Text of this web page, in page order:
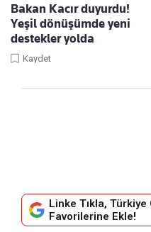
Bakan Kacır duyurdu!
Yeşil dönüşümde yeni
destekler yolda
Kaydet
Linke Tıkla,
Favorilerine Ekle!